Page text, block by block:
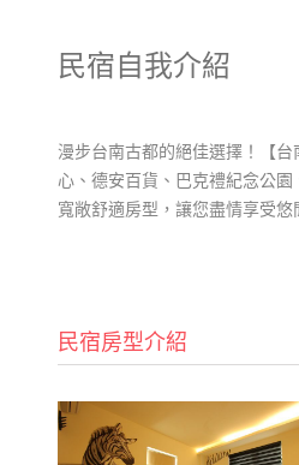
民宿自我介紹
漫步台南古都的絕佳選擇！【
心、德安百貨、巴克禮紀念公
寬敞舒適房型，讓您盡情享受悠
民宿房型介紹